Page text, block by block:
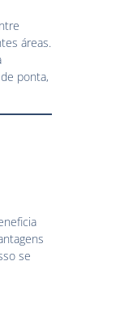
áreas.
ponta,
se